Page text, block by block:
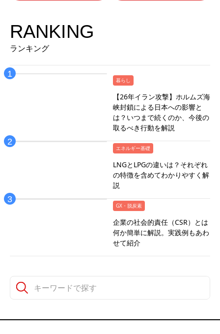
RANKING
ランキング
暮らし
【26年イラン攻撃】ホルムズ海
峡封鎖による日本への影響と
は？いつまで続くのか、今後の
取るべき行動を解説
エネルギー基礎
LNGとLPGの違いは？それぞれ
の特徴を含めてわかりやすく解
説
GX・脱炭素
企業の社会的責任（CSR）とは
何か簡単に解説。実践例もあわ
せて紹介